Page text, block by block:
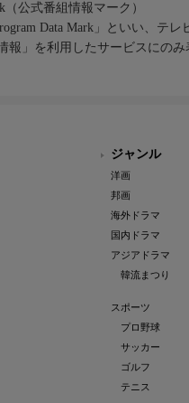
（公式番組情報マーク）
Data Mark」といい、テレ
報」を利用したサービスにの
ジャンル
洋画
邦画
海外ドラマ
国内ドラマ
アジアドラマ
韓流まつり
スポーツ
プロ野球
サッカー
ゴルフ
テニス